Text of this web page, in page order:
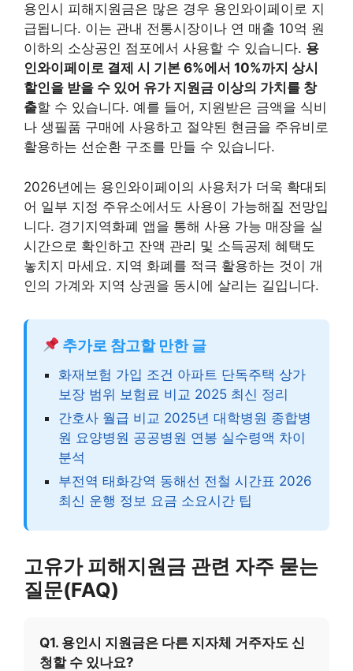
용인시 피해지원금은 많은 경우 용인와이페이로 지
급됩니다. 이는 관내 전통시장이나 연 매출 10억 원
이하의 소상공인 점포에서 사용할 수 있습니다. 용
인와이페이로 결제 시 기본 6%에서 10%까지 상시
할인을 받을 수 있어 유가 지원금 이상의 가치를 창
출할 수 있습니다. 예를 들어, 지원받은 금액을 식비
나 생필품 구매에 사용하고 절약된 현금을 주유비로
활용하는 선순환 구조를 만들 수 있습니다.
2026년에는 용인와이페이의 사용처가 더욱 확대되
어 일부 지정 주유소에서도 사용이 가능해질 전망입
니다. 경기지역화폐 앱을 통해 사용 가능 매장을 실
시간으로 확인하고 잔액 관리 및 소득공제 혜택도
놓치지 마세요. 지역 화폐를 적극 활용하는 것이 개
인의 가계와 지역 상권을 동시에 살리는 길입니다.
추가로 참고할 만한 글
화재보험 가입 조건 아파트 단독주택 상가
보장 범위 보험료 비교 2025 최신 정리
간호사 월급 비교 2025년 대학병원 종합병
원 요양병원 공공병원 연봉 실수령액 차이
분석
부전역 태화강역 동해선 전철 시간표 2026
최신 운행 정보 요금 소요시간 팁
고유가 피해지원금 관련 자주 묻는
질문(FAQ)
Q1. 용인시 지원금은 다른 지자체 거주자도 신
청할 수 있나요?